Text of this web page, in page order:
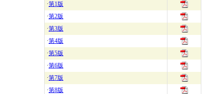
·第1版
·第2版
·第3版
·第4版
·第5版
·第6版
·第7版
·第8版